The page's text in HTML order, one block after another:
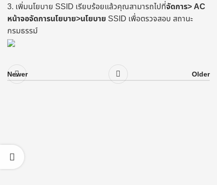
3. เพิ่มนโยบาย SSID เรียบร้อยแล้วคุณสามารถไปที่จัดการ> AC
หน้าจอจัดการนโยบาย>นโยบาย SSID เพื่อตรวจสอบ สถานะ
กรมธรรม์
Newer Older